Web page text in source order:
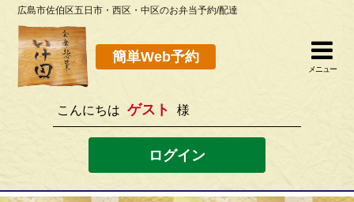
閉じる
082-923-8298
[営業時間]10：30~19：00 [定休日]水曜
広島市佐伯区五日市・西区・中区のお弁当予約/配達
簡単Web予約
メニュー
こんにちは ゲスト 様
ログイン